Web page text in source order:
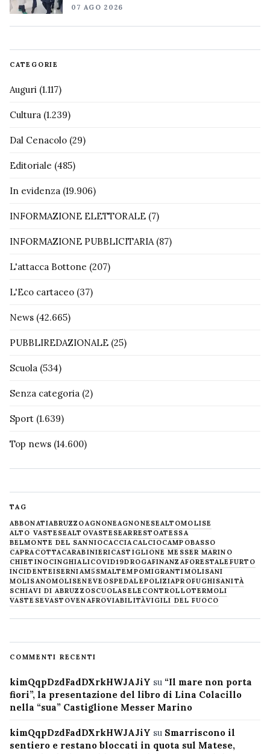
07 AGO 2026
CATEGORIE
Auguri (1.117)
Cultura (1.239)
Dal Cenacolo (29)
Editoriale (485)
In evidenza (19.906)
INFORMAZIONE ELETTORALE (7)
INFORMAZIONE PUBBLICITARIA(87)
L'attacca Bottone (207)
L'Eco cartaceo (37)
News (42.665)
PUBBLIREDAZIONALE (25)
Scuola (534)
Senza categoria (2)
Sport (1.639)
Top news (14.600)
TAG
ABBONATIABRUZZOAGNONEAGNONESEALTOMOLISE
ALTO VASTESEALTOVASTESEARRESTOATESSA
BELMONTE DEL SANNIOCACCIACALCIOCAMPOBASSO
CAPRACOTTACARABINIERICASTIGLIONE MESSER MARINO
CHIETINOCINGHIALICOVID19DROGAFINANZAFORESTALE FURTO
INCIDENTEISERNIAM5SMALTEMPOMIGRANTIMOLISANI
MOLISANOMOLISENEVE OSPEDALEPOLIZIAPROFUGHISANITÀ
SCHIAVI DI ABRUZZOSCUOLASELECONTROLLOTERMOLI
VASTESEVASTOVENAFROVIABILITÀVIGILI DEL FUOCO
COMMENTI RECENTI
kimQqpDzdFadDXrkHWJAJiY su “Il mare non porta
fiori”, la presentazione del libro di Lina Colacillo
nella “sua” Castiglione Messer Marino
kimQqpDzdFadDXrkHWJAJiY su Smarriscono il
sentiero e restano bloccati in quota sul Matese,